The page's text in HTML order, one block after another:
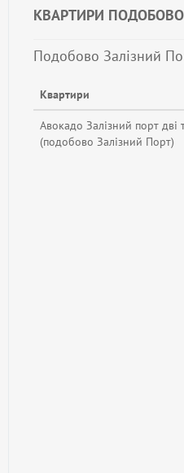
КВАРТИРИ
Подобово Залізний
Квартири
Авокадо Залізний порт дві
(подобово Залізний Порт)